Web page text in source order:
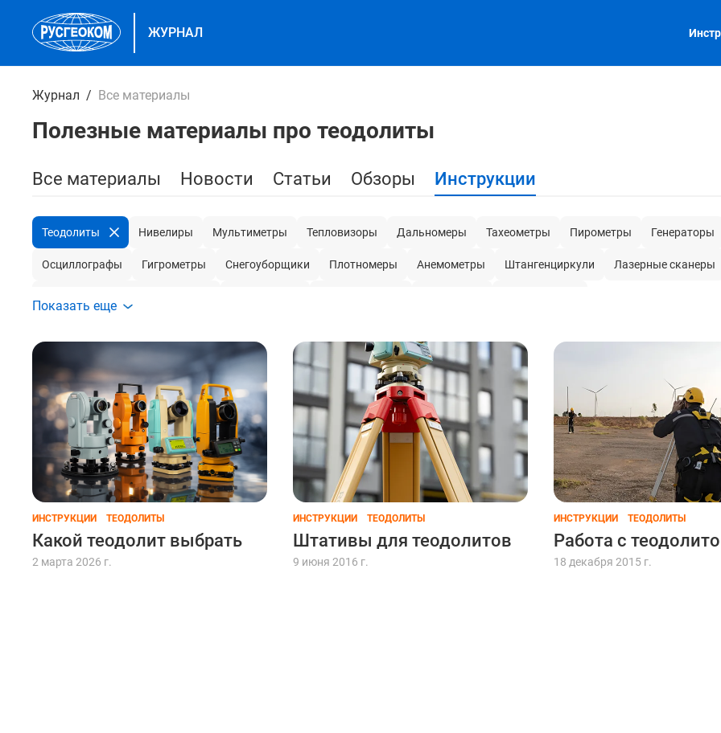
ЖУРНАЛ
Журнал Все материалы
Полезные материалы про теодолиты
Все материалы Новости Статьи Обзоры Инструкции
Теодолиты Нивелиры Мультиметры Тепловизоры Дальномеры Тахеометры Пирометры Генераторы
Осциллографы Гигрометры Снегоуборщики Плотномеры Анемометры Штангенциркули Лазерные сканеры
Показать еще
ИНСТРУКЦИИ ТЕОДОЛИТЫ
Какой теодолит выбрать
2 марта 2026 г.
ИНСТРУКЦИИ ТЕОДОЛИТЫ
Штативы для теодолитов
9 июня 2016 г.
ИНСТРУКЦИИ ТЕОДОЛИТЫ
Работа с
18 декабря 2015 г.